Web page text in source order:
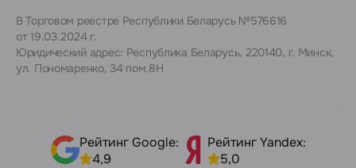
В Торговом реестре Республики Беларусь №576616
от 19.03.2024 г.
Юридический адрес: Республика Беларусь, 220140, г. Минск,
ул. Пономаренко, 34 пом.8Н
Рейтинг Google:
4,9
Рейтинг Yandex:
5,0